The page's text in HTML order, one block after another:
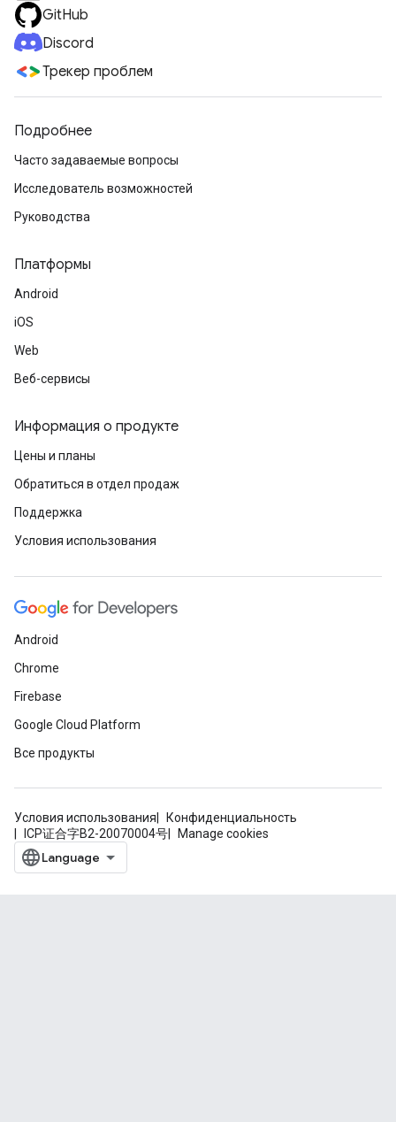
GitHub
Discord
Трекер проблем
Подробнее
Часто задаваемые вопросы
Исследователь возможностей
Руководства
Платформы
Android
iOS
Web
Веб-сервисы
Информация о продукте
Цены и планы
Обратиться в отдел продаж
Поддержка
Условия использования
Android
Chrome
Firebase
Google Cloud Platform
Все продукты
Условия использования
Конфиденциальность
ICP证合字B2-20070004号
Manage cookies